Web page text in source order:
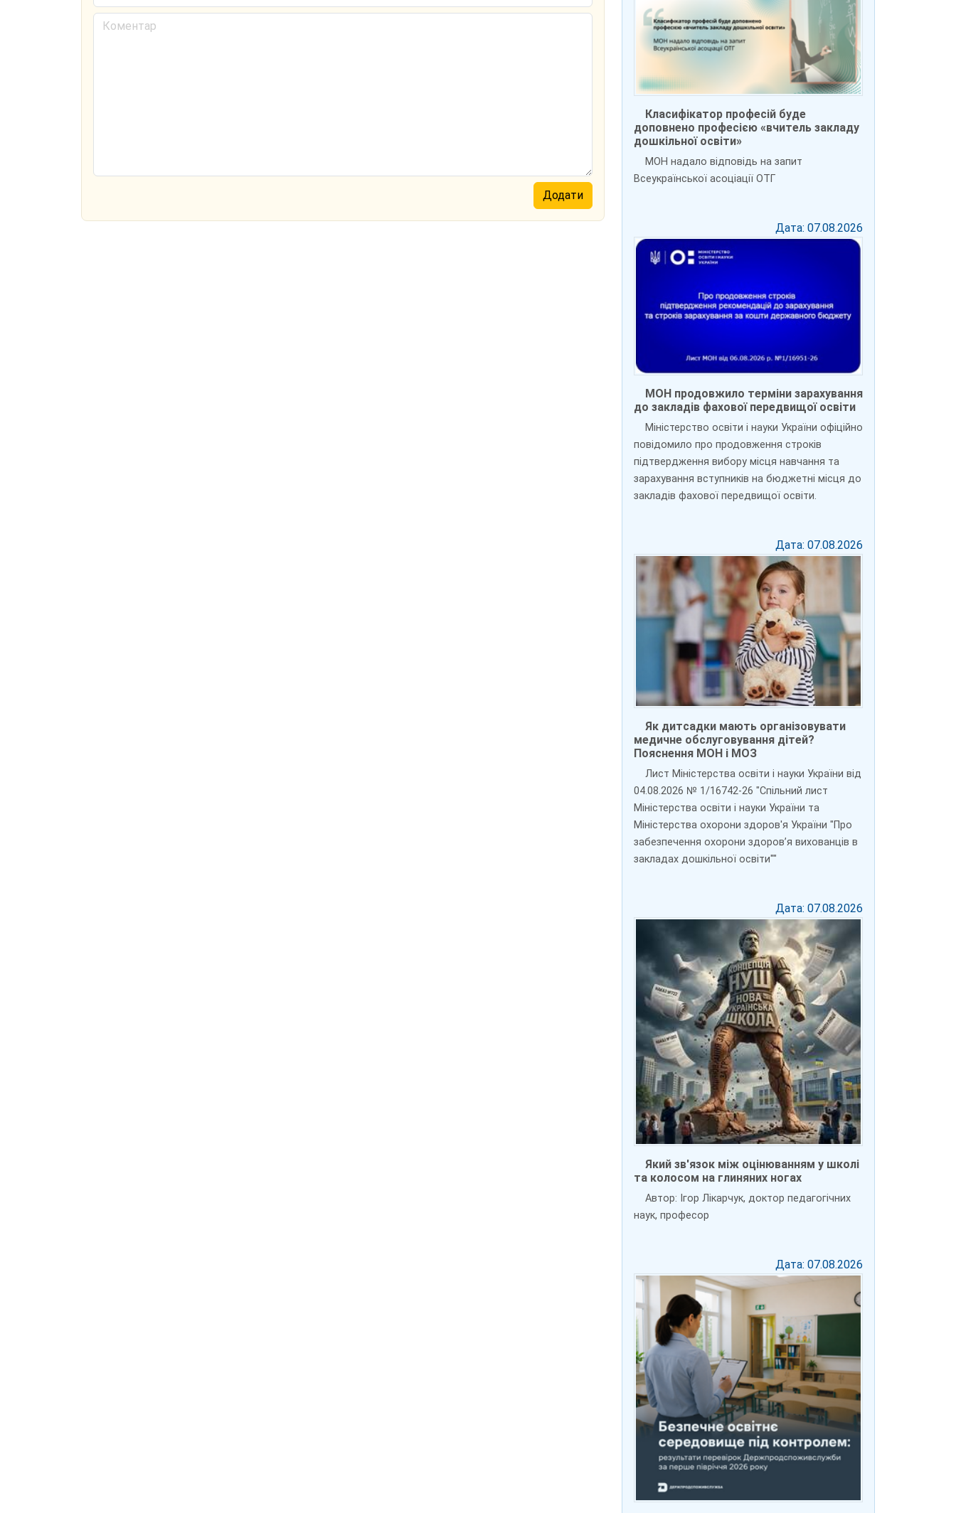
Класифікатор професій буде
доповнено професією «вчитель закладу
дошкільної освіти»
МОН надало відповідь на запит
Всеукраїнської асоціації ОТГ
Дата: 07.08.2026
МОН продовжило терміни зарахування
до закладів фахової передвищої освіти
Міністерство освіти і науки України офіційно
повідомило про продовження строків
підтвердження вибору місця навчання та
зарахування вступників на бюджетні місця до
закладів фахової передвищої освіти.
Дата: 07.08.2026
Як дитсадки мають організовувати
медичне обслуговування дітей?
Пояснення МОН і МОЗ
Лист Міністерства освіти і науки України від
04.08.2026 № 1/16742-26 "Спільний лист
Міністерства освіти і науки України та
Міністерства охорони здоров'я України "Про
забезпечення охорони здоров’я вихованців в
закладах дошкільної освіти""
Дата: 07.08.2026
Який зв'язок між оцінюванням у школі
та колосом на глиняних ногах
Автор: Ігор Лікарчук, доктор педагогічних
наук, професор
Дата: 07.08.2026